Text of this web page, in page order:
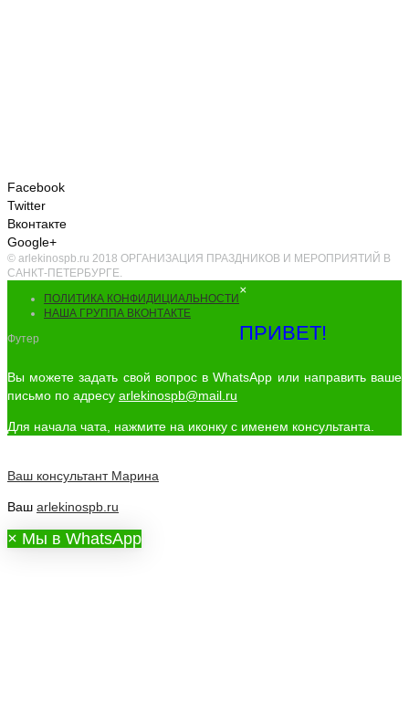
Facebook
Twitter
Вконтакте
Google+
© arlekinospb.ru 2018 ОРГАНИЗАЦИЯ ПРАЗДНИКОВ И МЕРОПРИЯТИЙ В
САНКТ-ПЕТЕРБУРГЕ.
ПОЛИТИКА КОНФИДИЦИАЛЬНОСТИ
НАША ГРУППА ВКОНТАКТЕ
Футер
×
ПРИВЕТ!
Вы можете задать свой вопрос в WhatsApp или направить ваше
письмо по адресу arlekinospb@mail.ru
Для начала чата, нажмите на иконку с именем консультанта.
Ваш консультант Марина
Ваш arlekinospb.ru
× Мы в WhatsApp